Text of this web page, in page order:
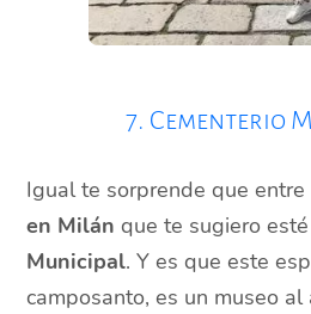
7. Cementerio
Igual te sorprende que
en Milán que te sugiero
Municipal. Y es que este
camposanto, es un museo